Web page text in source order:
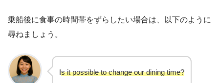
乗船後に食事の時間帯をずらしたい場合は、以下のように
尋ねましょう。
Is it possible to change our dining time?